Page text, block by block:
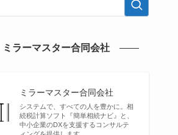
ミラーマスター合同会社
ミラーマスター合同会社
システムで、すべての人を豊かに。相
続税計算ソフト『簡単相続ナビ』と、
中小企業のDXを支援するコンサルテ
ィングを提供します。